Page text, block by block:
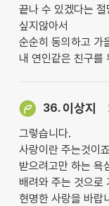
끝나 수 있겠다는
싶지않아서
순순히 동의하고 가
내 연인같은 친구를
36. 이상지
그렇습니다.
사랑이란 주는것이죠
받으려고만 하는 욕
배려와 주는 것으로
현명한 사랑을 바랍